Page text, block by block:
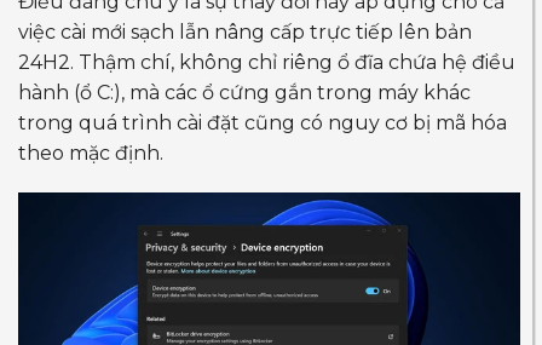
việc cài mới sạch lẫn nâng cấp trực tiếp lên bản
24H2. Thậm chí, không chỉ riêng ổ đĩa chứa hệ điều
hành (ổ C:), mà các ổ cứng gắn trong máy khác
trong quá trình cài đặt cũng có nguy cơ bị mã hóa
theo mặc định.